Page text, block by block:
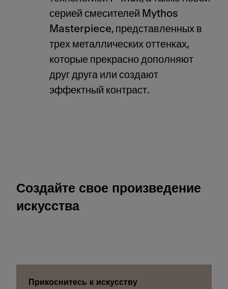
серией смесителей Mythos
Masterpiece, представленных в
трех металлических оттенках,
которые прекрасно дополняют
друг друга или создают
эффектный контраст.
Создайте свое произведение
искусства
Прикоснитесь к искусству